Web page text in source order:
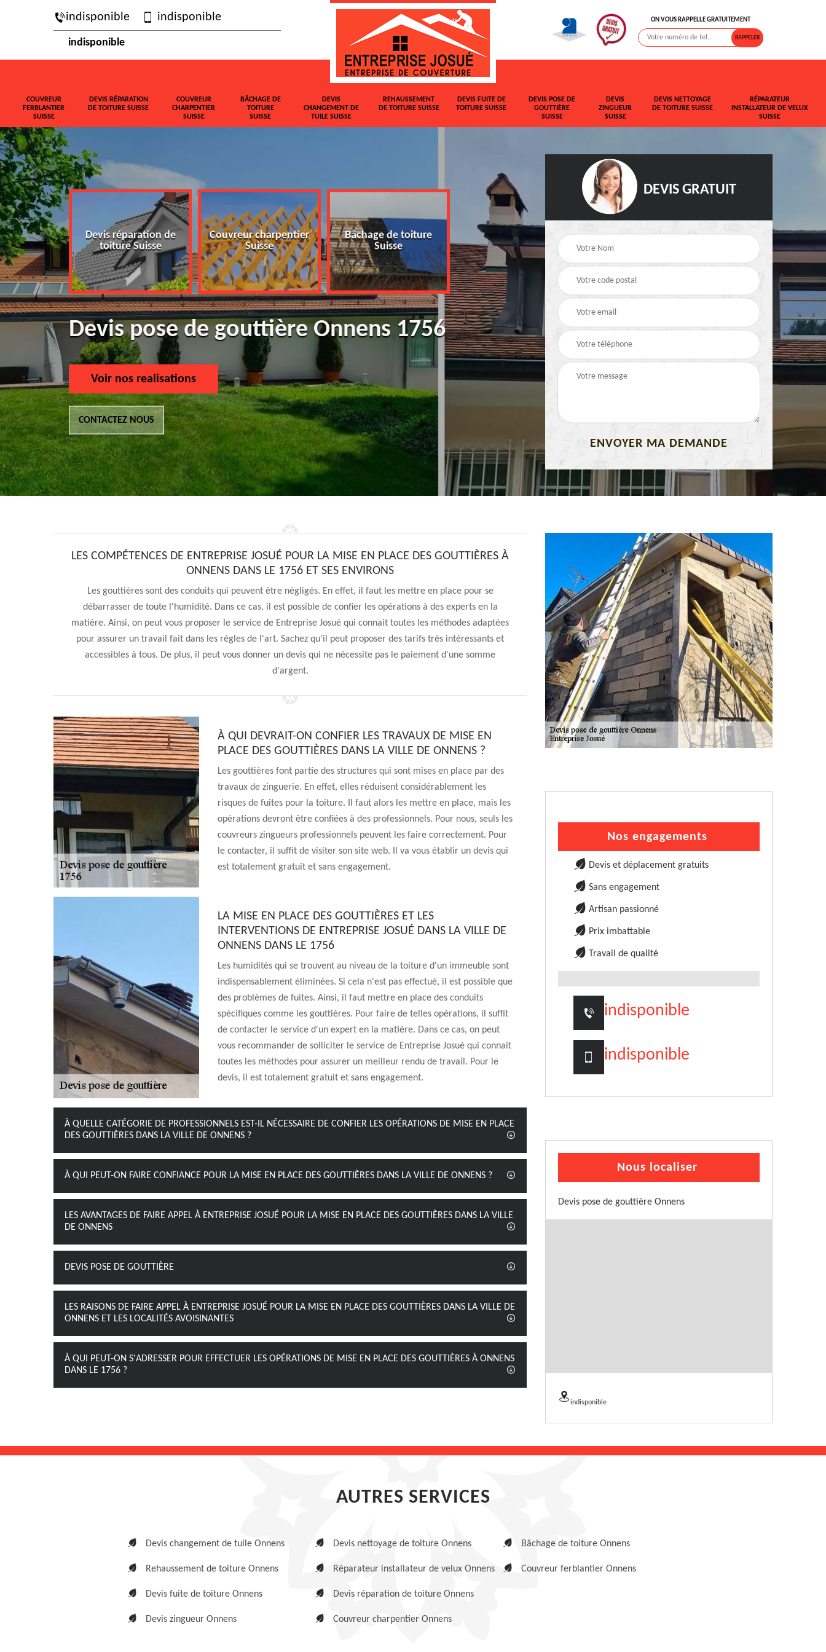
indisponible indisponible
indisponible
ON VOUS RAPPELLE GRATUITEMENT
COUVREUR
FERBLANTIER
SUISSE
DEVIS RÉPARATION
DE TOITURE SUISSE
COUVREUR
CHARPENTIER
SUISSE
BÂCHAGE DE
TOITURE
SUISSE
DEVIS
CHANGEMENT DE
TUILE SUISSE
REHAUSSEMENT
DE TOITURE SUISSE
DEVIS FUITE DE
TOITURE SUISSE
DEVIS POSE DE
GOUTTIÈRE
SUISSE
DEVIS
ZINGUEUR
SUISSE
DEVIS NETTOYAGE
DE TOITURE SUISSE
RÉPARATEUR
INSTALLATEUR DE VELUX
SUISSE
Devis réparation de
toiture Suisse
Couvreur charpentier
Suisse
Bâchage de toiture
Suisse
Devis changement de
tuile Suisse
Rehaussement de
Devis fuite de toiture
Suisse
Devis pose de gouttière Onnens 1756
Voir nos realisations
CONTACTEZ NOUS
DEVIS GRATUIT
LES COMPÉTENCES DE ENTREPRISE JOSUÉ POUR LA MISE EN PLACE DES GOUTTIÈRES À
ONNENS DANS LE 1756 ET SES ENVIRONS
Les gouttières sont des conduits qui peuvent être négligés. En effet, il faut les mettre en place pour se
débarrasser de toute l'humidité. Dans ce cas, il est possible de confier les opérations à des experts en la
matière. Ainsi, on peut vous proposer le service de Entreprise Josué qui connait toutes les méthodes adaptées
pour assurer un travail fait dans les règles de l'art. Sachez qu'il peut proposer des tarifs très intéressants et
accessibles à tous. De plus, il peut vous donner un devis qui ne nécessite pas le paiement d'une somme
d'argent.
À QUI DEVRAIT-ON CONFIER LES TRAVAUX DE MISE EN
PLACE DES GOUTTIÈRES DANS LA VILLE DE ONNENS ?
Les gouttières font partie des structures qui sont mises en place par des
travaux de zinguerie. En effet, elles réduisent considérablement les
risques de fuites pour la toiture. Il faut alors les mettre en place, mais les
opérations devront être confiées à des professionnels. Pour nous, seuls les
couvreurs zingueurs professionnels peuvent les faire correctement. Pour
le contacter, il suffit de visiter son site web. Il va vous établir un devis qui
est totalement gratuit et sans engagement.
LA MISE EN PLACE DES GOUTTIÈRES ET LES
INTERVENTIONS DE ENTREPRISE JOSUÉ DANS LA VILLE DE
ONNENS DANS LE 1756
Les humidités qui se trouvent au niveau de la toiture d'un immeuble sont
indispensablement éliminées. Si cela n'est pas effectué, il est possible que
des problèmes de fuites. Ainsi, il faut mettre en place des conduits
spécifiques comme les gouttières. Pour faire de telles opérations, il suffit
de contacter le service d'un expert en la matière. Dans ce cas, on peut
vous recommander de solliciter le service de Entreprise Josué qui connait
toutes les méthodes pour assurer un meilleur rendu de travail. Pour le
devis, il est totalement gratuit et sans engagement.
À QUELLE CATÉGORIE DE PROFESSIONNELS EST-IL NÉCESSAIRE DE CONFIER LES OPÉRATIONS DE MISE EN PLACE
DES GOUTTIÈRES DANS LA VILLE DE ONNENS ?
À QUI PEUT-ON FAIRE CONFIANCE POUR LA MISE EN PLACE DES GOUTTIÈRES DANS LA VILLE DE ONNENS ?
LES AVANTAGES DE FAIRE APPEL À ENTREPRISE JOSUÉ POUR LA MISE EN PLACE DES GOUTTIÈRES DANS LA VILLE
DE ONNENS
DEVIS POSE DE GOUTTIÈRE
LES RAISONS DE FAIRE APPEL À ENTREPRISE JOSUÉ POUR LA MISE EN PLACE DES GOUTTIÈRES DANS LA VILLE DE
ONNENS ET LES LOCALITÉS AVOISINANTES
À QUI PEUT-ON S'ADRESSER POUR EFFECTUER LES OPÉRATIONS DE MISE EN PLACE DES GOUTTIÈRES À ONNENS
DANS LE 1756 ?
Nos engagements
Devis et déplacement gratuits
Sans engagement
Artisan passionné
Prix imbattable
Travail de qualité
indisponible
indisponible
Nous localiser
Devis pose de gouttière Onnens
indisponible
AUTRES SERVICES
Devis changement de tuile Onnens
Rehaussement de toiture Onnens
Devis fuite de toiture Onnens
Devis zingueur Onnens
Devis nettoyage de toiture Onnens
Réparateur installateur de velux Onnens
Devis réparation de toiture Onnens
Couvreur charpentier Onnens
Bâchage de toiture Onnens
Couvreur ferblantier Onnens